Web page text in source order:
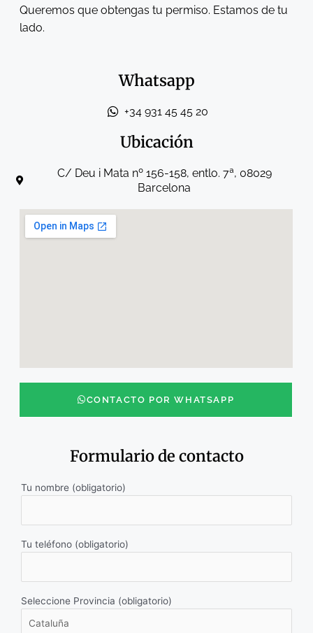
Queremos que obtengas tu permiso. Estamos de tu
lado.
Whatsapp
+34 931 45 45 20
Ubicación
C/ Deu i Mata nº 156-158, entlo. 7ª, 08029
Barcelona
CONTACTO POR WHATSAPP
Formulario de contacto
Tu nombre (obligatorio)
Tu teléfono (obligatorio)
Seleccione Provincia (obligatorio)